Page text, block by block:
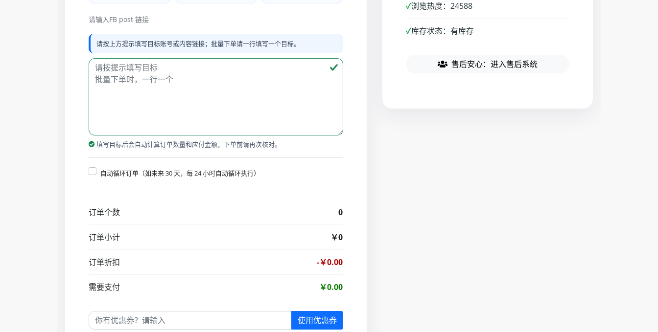
请输入FB post 链接
请按上方提示填写目标账号或内容链接；批量下单请一行填写一个目标。
填写目标后会自动计算订单数量和应付金额，下单前请再次核对。
自动循环订单（如未来 30 天，每 24 小时自动循环执行）
订单个数 0
订单小计 ￥0
订单折扣 -￥0.00
需要支付 ￥0.00
使用优惠券
✓浏览热度：24588
✓库存状态：有库存
售后安心：进入售后系统